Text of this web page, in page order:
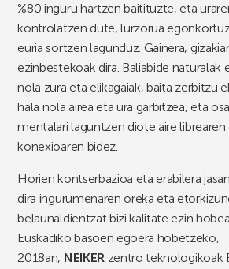
%80 inguru hartzen baitituzte, eta
kontrolatzen dute, lurzorua
euria sortzen lagunduz. Gainera,
ezinbestekoak dira. Baliabide
nola zura eta elikagaiak, baita zerbitzu
hala nola airea eta ura garbitzea, eta
mentalari laguntzen diote aire
konexioaren bidez.
Horien kontserbazioa eta erabilera
dira ingurumenaren oreka eta
belaunaldientzat bizi kalitate ezin
Euskadiko basoen egoera hobetzeko,
2018an, NEIKERzentro teknologikoak